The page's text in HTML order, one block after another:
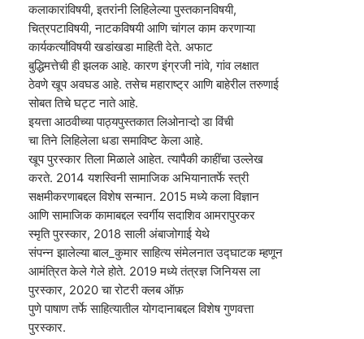
कलाकारांविषयी, इतरांनी लिहिलेल्या पुस्तकानविषयी,
चित्रपटाविषयी, नाटकविषयी आणि चांगल काम करणाऱ्या
कार्यकर्त्यांविषयी खडांखडा माहिती देते. अफाट
बुद्धिमत्तेची ही झलक आहे. कारण इंग्रजी नांवे, गांव लक्षात
ठेवणे खूप अवघड आहे. तसेच महाराष्ट्र आणि बाहेरील तरुणाई
सोबत तिचे घट्ट नाते आहे.
इयत्ता आठवीच्या पाठ्यपुस्तकात लिओनाऱ्दो डा विंची
चा तिने लिहिलेला धडा समाविष्ट केला आहे.
खूप पुरस्कार तिला मिळाले आहेत. त्यापैकी काहींचा उल्लेख
करते. 2014 यशस्विनी सामाजिक अभियानातर्फे स्त्री
सक्षमीकरणाबद्दल विशेष सन्मान. 2015 मध्ये कला विज्ञान
आणि सामाजिक कामाबद्दल स्वर्गीय सदाशिव आमरापुरकर
स्मृति पुरस्कार, 2018 साली अंबाजोगाई येथे
संपन्न झालेल्या बाल_कुमार साहित्य संमेलनात उद्घाटक म्हणून
आमंत्रित केले गेले होते. 2019 मध्ये तंत्रज्ञ जिनियस ला
पुरस्कार, 2020 चा रोटरी क्लब ऑफ़
पुणे पाषाण तर्फे साहित्यातील योगदानाबद्दल विशेष गुणवत्ता
पुरस्कार.